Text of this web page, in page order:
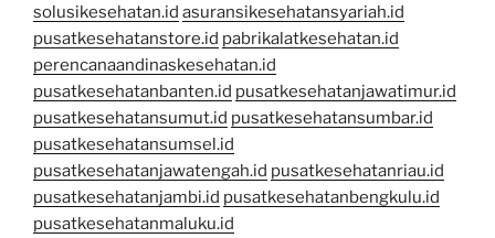
solusikesehatan.id asuransikesehatansyariah.id
pusatkesehatanstore.id pabrikalatkesehatan.id
perencanaandinaskesehatan.id
pusatkesehatanbanten.id pusatkesehatanjawatimur.id
pusatkesehatansumut.id pusatkesehatansumbar.id
pusatkesehatansumsel.id
pusatkesehatanjawatengah.id pusatkesehatanriau.id
pusatkesehatanjambi.id pusatkesehatanbengkulu.id
pusatkesehatanmaluku.id